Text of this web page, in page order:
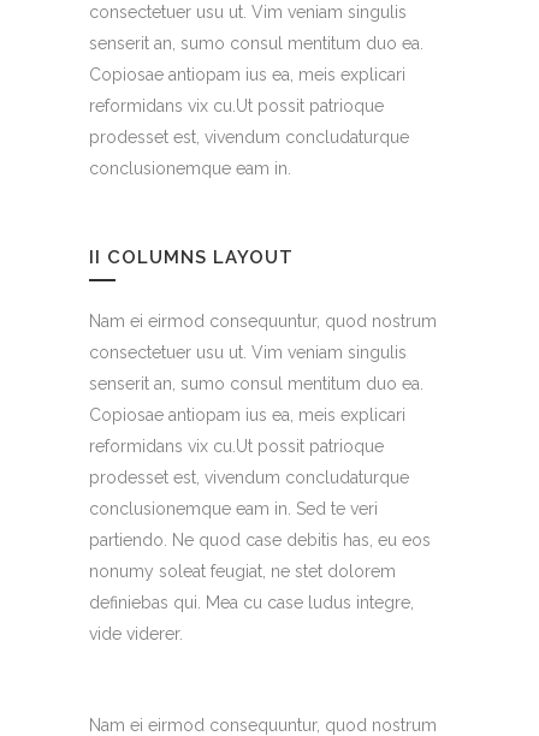
consectetuer usu ut. Vim veniam singulis
senserit an, sumo consul mentitum duo ea.
Copiosae antiopam ius ea, meis explicari
reformidans vix cu.Ut possit patrioque
prodesset est, vivendum concludaturque
conclusionemque eam in.
II COLUMNS LAYOUT
Nam ei eirmod consequuntur, quod nostrum
consectetuer usu ut. Vim veniam singulis
senserit an, sumo consul mentitum duo ea.
Copiosae antiopam ius ea, meis explicari
reformidans vix cu.Ut possit patrioque
prodesset est, vivendum concludaturque
conclusionemque eam in. Sed te veri
partiendo. Ne quod case debitis has, eu eos
nonumy soleat feugiat, ne stet dolorem
definiebas qui. Mea cu case ludus integre,
vide viderer.
Nam ei eirmod consequuntur, quod nostrum